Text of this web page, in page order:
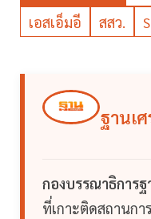
เอสเอ็มอี
สสว.
ฐานเ
กองบรรณาธิการ
ที่เกาะติดสถานกา